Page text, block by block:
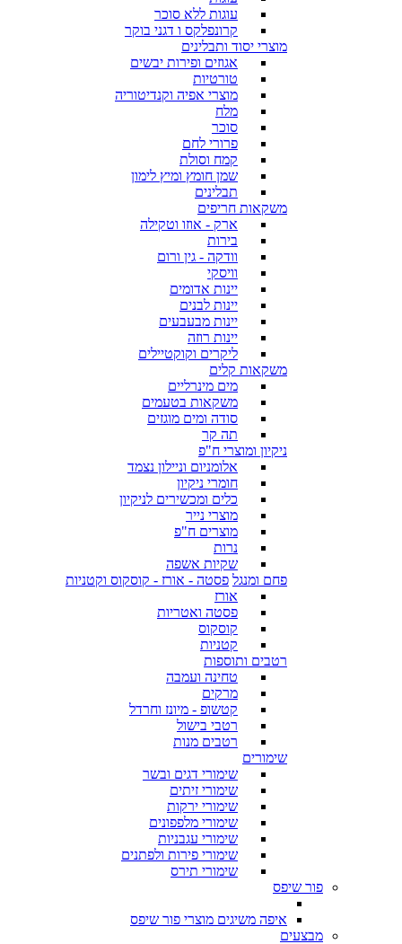
עוגות ללא סוכר
קרונפלקס ו דגני בוקר
מוצרי יסוד ותבלינים
אגוזים ופירות יבשים
טורטיות
מוצרי אפיה וקנדיטוריה
מלח
סוכר
פרורי לחם
קמח וסולת
שמן חומץ ומיץ לימון
תבלינים
משקאות חריפים
ארק - אוזו וטקילה
בירות
וודקה - גין ורום
וויסקי
יינות אדומים
יינות לבנים
יינות מבעבעים
יינות רוזה
ליקרים וקוקטיילים
משקאות קלים
מים מינרליים
משקאות בטעמים
סודה ומים מוגזים
תה קר
ניקיון ומוצרי ח"פ
אלומניום וניילון נצמד
חומרי ניקיון
כלים ומכשירים לניקיון
מוצרי נייר
מוצרים ח"פ
נרות
שקיות אשפה
פחם ומנגל פסטה - אורז - קוסקוס וקטניות
אורז
פסטה ואטריות
קוסקוס
קטניות
רטבים ותוספות
טחינה ועמבה
מרקים
קטשופ - מיונז וחרדל
רטבי בישול
רטבים מנות
שימורים
שימורי דגים ובשר
שימורי זיתים
שימורי ירקות
שימורי מלפפונים
שימורי עגבניות
שימורי פירות ולפתנים
שימורי תירס
פור שיפס
איפה משיגים מוצרי פור שיפס
מבצעים